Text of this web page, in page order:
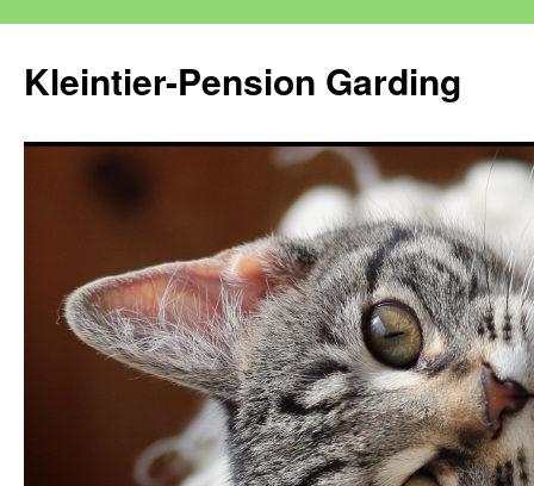
Kleintier-Pension Garding